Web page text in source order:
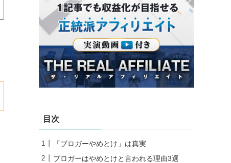
目次
「ブロガーやめとけ」は真実
ブロガーはやめとけと言われる理由3選